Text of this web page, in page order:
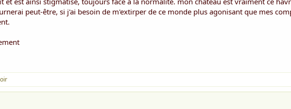
peut-être, si j'ai besoin de m'extirper de ce monde plus agonisant que mes